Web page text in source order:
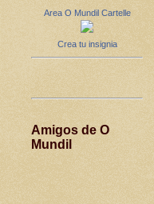
Area O Mundil Cartelle
Crea tu insignia
Amigos de O
Mundil